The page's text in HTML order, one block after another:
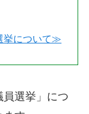
挙について≫
員選挙」につ